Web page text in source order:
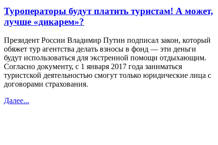
Туроператоры будут платить туристам! А может,
лучше «дикарем»?
Президент России Владимир Путин подписал закон, который
обяжет тур агентства делать взносы в фонд — эти деньги
будут использоваться для экстренной помощи отдыхающим.
Согласно документу, с 1 января 2017 года заниматься
туристской деятельностью смогут только юридические лица с
договорами страхования.
Далее...